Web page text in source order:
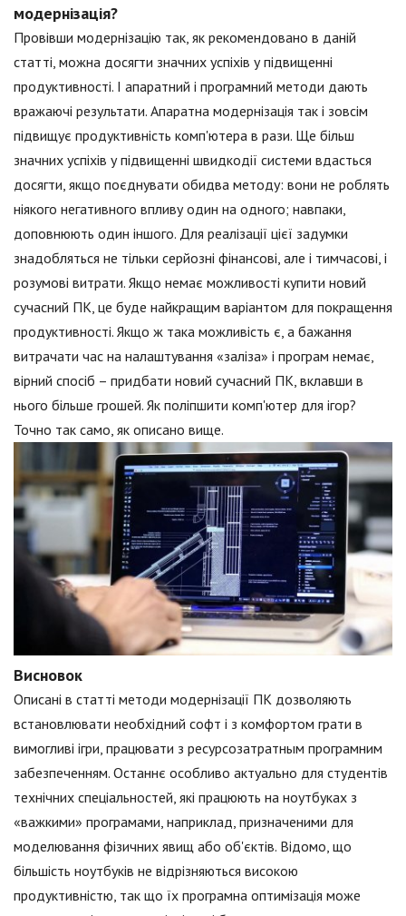
модернізація?
Провівши модернізацію так, як рекомендовано в даній
статті, можна досягти значних успіхів у підвищенні
продуктивності. І апаратний і програмний методи дають
вражаючі результати. Апаратна модернізація так і зовсім
підвищує продуктивність комп'ютера в рази. Ще більш
значних успіхів у підвищенні швидкодії системи вдасться
досягти, якщо поєднувати обидва методу: вони не роблять
ніякого негативного впливу один на одного; навпаки,
доповнюють один іншого. Для реалізації цієї задумки
знадобляться не тільки серйозні фінансові, але і тимчасові, і
розумові витрати. Якщо немає можливості купити новий
сучасний ПК, це буде найкращим варіантом для покращення
продуктивності. Якщо ж така можливість є, а бажання
витрачати час на налаштування «заліза» і програм немає,
вірний спосіб – придбати новий сучасний ПК, вклавши в
нього більше грошей. Як поліпшити комп'ютер для ігор?
Точно так само, як описано вище.
Висновок
Описані в статті методи модернізації ПК дозволяють
встановлювати необхідний софт і з комфортом грати в
вимогливі ігри, працювати з ресурсозатратным програмним
забезпеченням. Останнє особливо актуально для студентів
технічних спеціальностей, які працюють на ноутбуках з
«важкими» програмами, наприклад, призначеними для
моделювання фізичних явищ або об'єктів. Відомо, що
більшість ноутбуків не відрізняються високою
продуктивністю, так що їх програмна оптимізація може